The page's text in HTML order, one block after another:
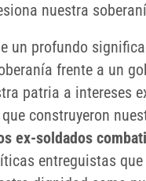
nuestra
un profundo
frente a un
patria a intereses
construyeron
ex-soldados
entreguistas